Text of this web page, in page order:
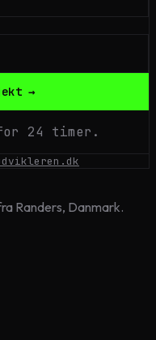
→
24 timer.
Randers, Danmark.